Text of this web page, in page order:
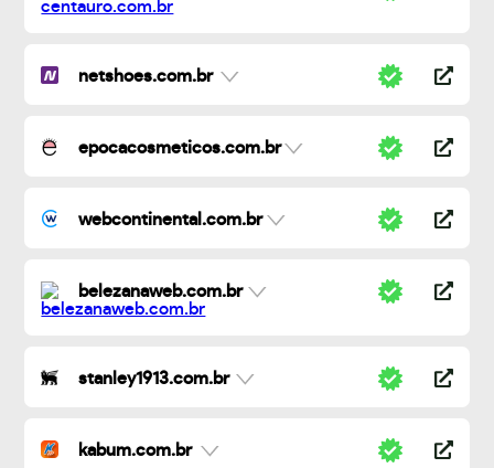
netshoes.com.br
epocacosmeticos.com.br
webcontinental.com.br
belezanaweb.com.br
stanley1913.com.br
kabum.com.br